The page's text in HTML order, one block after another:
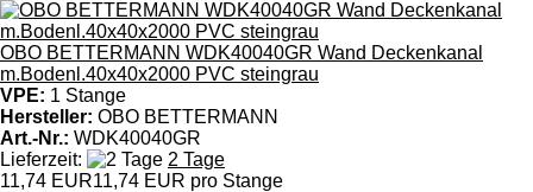
OBO BETTERMANN WDK40040GR Wand Deckenkanal
m.Bodenl.40x40x2000 PVC steingrau
VPE: 1 Stange
Hersteller: OBO BETTERMANN
Art.-Nr.: WDK40040GR
Lieferzeit:
2 Tage
11,74 EUR11,74 EUR pro Stange